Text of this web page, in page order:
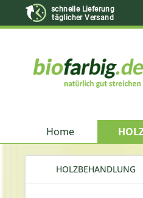
schnelle Lieferung
täglicher Versand
Home
HOLZBEHANDLUNG